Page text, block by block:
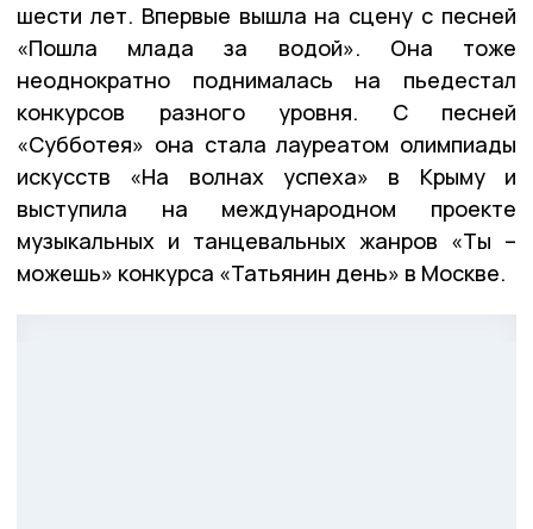
шести лет. Впервые вышла на сцену с песней
«Пошла млада за водой». Она тоже
неоднократно поднималась на пьедестал
конкурсов разного уровня. С песней
«Субботея» она стала лауреатом олимпиады
искусств «На волнах успеха» в Крыму и
выступила на международном проекте
музыкальных и танцевальных жанров «Ты –
можешь» конкурса «Татьянин день» в Москве.